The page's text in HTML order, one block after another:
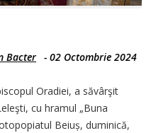
Bacter - 02 Octombrie 2024
Oradiei, a săvârşit
cu hramul „Buna
Beiuș, duminică,